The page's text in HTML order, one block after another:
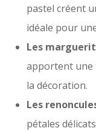
pastel créent
idéale pour
Les
apportent une
la décoration.
Les
pétales